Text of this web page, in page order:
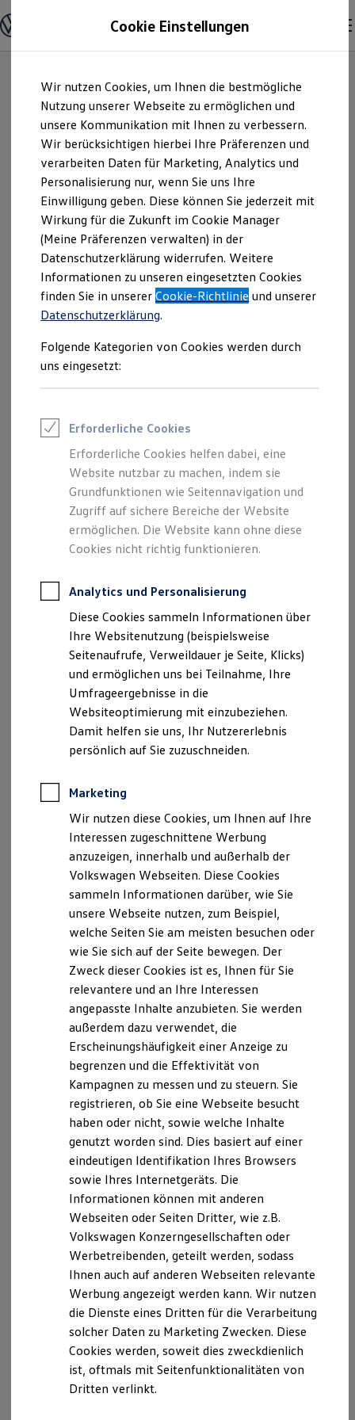
Hauptinhalt
springen
Footer
springen
Modelle und Konfigurator
Konfigurator
Modelle vergleichen
Elektroautos
ENERGY Sondermodelle
Nutzfahrzeuge
SUV und CUV
Familienautos
Kombis
Kompaktwagen
Sportwagen
Schnell verfügbare Fahrzeuge
Angebote und Produkte
Aktuelle Angebote
E-Auto-Förderung
Volkswagen Marktplatz
Die ENERGY Sondermodelle
Junge Gebrauchtwagen und Gebrauchtwagen
Volkswagen Zertifizierte Gebrauchtwagen
Elektromobilität bei Gebrauchtwagen
Saisonangebote
Reifenpakete
Leasing
Leasing-Angebote
Elektroauto Leasing
Kleinwagen-Leasing
Leasing ohne Anzahlung
Finanzierung
Autokredit mit Schlussrate
Versicherungen und Garantien
Kfz-Versicherung
Restschuldversicherungen
Garantien
Professional Class bei Volkswagen
Behörden
Direktkunden
Sonderfahrzeuge
Anpfiff zum Gewinn
Elektromobilität
Elektroautos
ID. Tutorials
Elektrofahrzeugkonzepte
ID. EVERY1
Reichweite
Rekuperation
Laden unterwegs
Laden Zuhause
Ladestationen finden
Ladezeitensimulator
Batterie
Sicherheit
Nachhaltigkeit
Technologie
Kosten und Kauf
Kaufoptionen
E-Auto-Förderung
Software und Konnektivität
Die ID. Software 6
ID. Software Versionen und Updates
Digitale Extras
Schnittstellen zu Ihrem ID.
Hybridautos
Marke und Erlebnis
Volkswagen R und R Experience
R-Modelle
R Experience
Driving Experience
Volkswagen entdecken
Werkbesichtigung
Lifestyle Shop
T-Roc Kollektion
Golf Kollektion
ID. Kollektion
Volkswagen Kollektion
R-Kollektion
GTI Kollektion
Fußball Drop
we drive football
#wedriveproud
Besitzer und Service
Software Updates
Service und Ersatzteile
Tepass Ennepetal
GmbH + Co. KG |
Impressum &
Rechtliches
Hier finden Sie Informationen über uns
(Tepass Ennepetal GmbH + Co. KG) als
verantwortlichen Anbieter von Inhalten
und Angeboten, die auf dieser Website
Impressum
Datenschutzerklärung
Impressum
Tepass Ennepetal GmbH + Co. KG
Hembecker Talstr. 71-75
58256 Ennepetal
Tel.: (0 23 33) 97 87 0
Fax: (0 23 33) 97 87 20
ennepetal@ah-tepass.de
Rechtsform: Kommanditgesellschaft
HRG Hagen, HRA 5286
Komplementär: Tepass Ennepetal Verwaltungs GmbH
HRG Hagen, HRB 7782
Geschäftsführer: Torsten Gert, Marcus Lusebrink und
Christian Möller
Umsatzsteuer-Identifikationsnummer gemäß § 27 a
Umsatzsteuergesetz: DE 25787549
Versicherungsvertreter mit Erlaubnisbefreiung,
Bundesrepublik Deutschland
Erlaubnisbefreiung nach § 34 d Abs. 4 der
Gewerbeordnung.
Südwestfälische Industrie- und Handelskammer zu
Bahnhofstraße 18, 58095 Hagen
Versicherungsnummer D-M9US-MBFV2-85
Wir sind zur Teilnahme an einem
Streitbeilegungsverfahren vor einer
Verbraucherschlichtungsstelle im Sinne des VSBG
weder bereit noch dazu verpflichtet.
Datenschutzerklärung
Datenschutzerklärung
A. Verantwortlicher
Wir freuen uns, dass Sie unsere Webseite der Tepass
Cookie Einstellungen
Wir nutzen Cookies, um Ihnen die bestmögliche
Nutzung unserer Webseite zu ermöglichen und
unsere Kommunikation mit Ihnen zu verbessern.
Wir berücksichtigen hierbei Ihre Präferenzen und
verarbeiten Daten für Marketing, Analytics und
Personalisierung nur, wenn Sie uns Ihre
Einwilligung geben. Diese können Sie jederzeit mit
Wirkung für die Zukunft im Cookie Manager
(Meine Präferenzen verwalten) in der
Datenschutzerklärung widerrufen. Weitere
Informationen zu unseren eingesetzten Cookies
finden Sie in unsererCookie-Richtlinie und unserer
Datenschutzerklärung.
Folgende Kategorien von Cookies werden durch
uns eingesetzt:
Erforderliche Cookies
Erforderliche Cookies helfen dabei, eine
Website nutzbar zu machen, indem sie
Grundfunktionen wie Seitennavigation und
Zugriff auf sichere Bereiche der Website
ermöglichen. Die Website kann ohne diese
Cookies nicht richtig funktionieren.
Analytics und Personalisierung
Diese Cookies sammeln Informationen über
Ihre Websitenutzung (beispielsweise
Seitenaufrufe, Verweildauer je Seite, Klicks)
und ermöglichen uns bei Teilnahme, Ihre
Umfrageergebnisse in die
Websiteoptimierung mit einzubeziehen.
Damit helfen sie uns, Ihr Nutzererlebnis
persönlich auf Sie zuzuschneiden.
Marketing
Wir nutzen diese Cookies, um Ihnen auf Ihre
Interessen zugeschnittene Werbung
anzuzeigen, innerhalb und außerhalb der
Volkswagen Webseiten. Diese Cookies
sammeln Informationen darüber, wie Sie
unsere Webseite nutzen, zum Beispiel,
welche Seiten Sie am meisten besuchen oder
wie Sie sich auf der Seite bewegen. Der
Zweck dieser Cookies ist es, Ihnen für Sie
relevantere und an Ihre Interessen
angepasste Inhalte anzubieten. Sie werden
außerdem dazu verwendet, die
Erscheinungshäufigkeit einer Anzeige zu
begrenzen und die Effektivität von
Kampagnen zu messen und zu steuern. Sie
registrieren, ob Sie eine Webseite besucht
haben oder nicht, sowie welche Inhalte
genutzt worden sind. Dies basiert auf einer
eindeutigen Identifikation Ihres Browsers
sowie Ihres Internetgeräts. Die
Informationen können mit anderen
Webseiten oder Seiten Dritter, wie z.B.
Volkswagen Konzerngesellschaften oder
Werbetreibenden, geteilt werden, sodass
Ihnen auch auf anderen Webseiten relevante
Werbung angezeigt werden kann. Wir nutzen
die Dienste eines Dritten für die Verarbeitung
solcher Daten zu Marketing Zwecken. Diese
Cookies werden, soweit dies zweckdienlich
ist, oftmals mit Seitenfunktionalitäten von
Dritten verlinkt.